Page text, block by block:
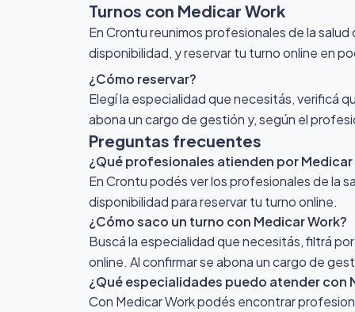
Turnos con Medicar Work
En Crontu reunimos profesionales de la
disponibilidad, y reservar tu turno online en
¿Cómo reservar?
Elegí la especialidad que necesitás, verificá
abona un cargo de gestión y, según el
Preguntas frecuentes
¿Qué profesionales atienden por Medicar
En Crontu podés ver los profesionales de la
disponibilidad para reservar tu turno online.
¿Cómo saco un turno con Medicar Work?
Buscá la especialidad que necesitás, filtrá
online. Al confirmar se abona un cargo de
¿Qué especialidades puedo atender con
Con Medicar Work podés encontrar